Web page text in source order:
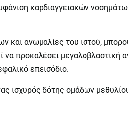
καρδιαγγειακών
και ανωμαλίες του ιστού,
προκαλέσει μεγαλοβλαστική
επεισόδιο.
ισχυρός δότης ομάδων